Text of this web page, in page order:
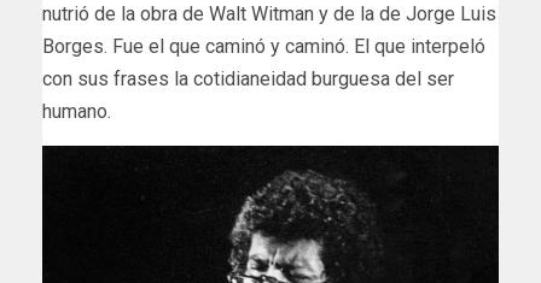
nutrió de la obra de Walt Witman y de la de Jorge Luis
Borges. Fue el que caminó y caminó. El que interpeló
con sus frases la cotidianeidad burguesa del ser
humano.